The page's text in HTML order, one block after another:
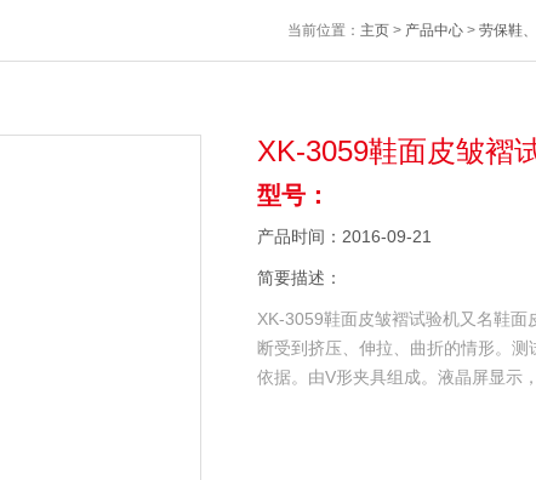
当前位置： 主页> 产品中心> 劳保鞋
XK-3059鞋面皮皱褶
型号：
产品时间：2016-09-21
简要描述：
XK-3059鞋面皮皱褶试验机又名鞋
断受到挤压、伸拉、曲折的情形。
依据。由V形夹具组成。液晶屏显示